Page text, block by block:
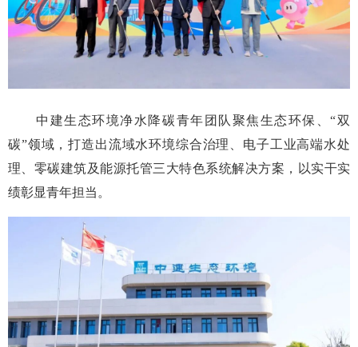
中建生态环境净水降碳青年团队聚焦生态环保、“双
碳”领域，打造出流域水环境综合治理、电子工业高端水处
理、零碳建筑及能源托管三大特色系统解决方案，以实干实
绩彰显青年担当。